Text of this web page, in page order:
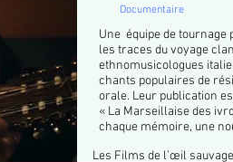
Documentaire
Une équipe de tournage
les traces du voyage
ethnomusicologues
chants populaires de
orale. Leur publication
« La Marseillaise des
chaque mémoire, une
Les Films de l’œil sauvage